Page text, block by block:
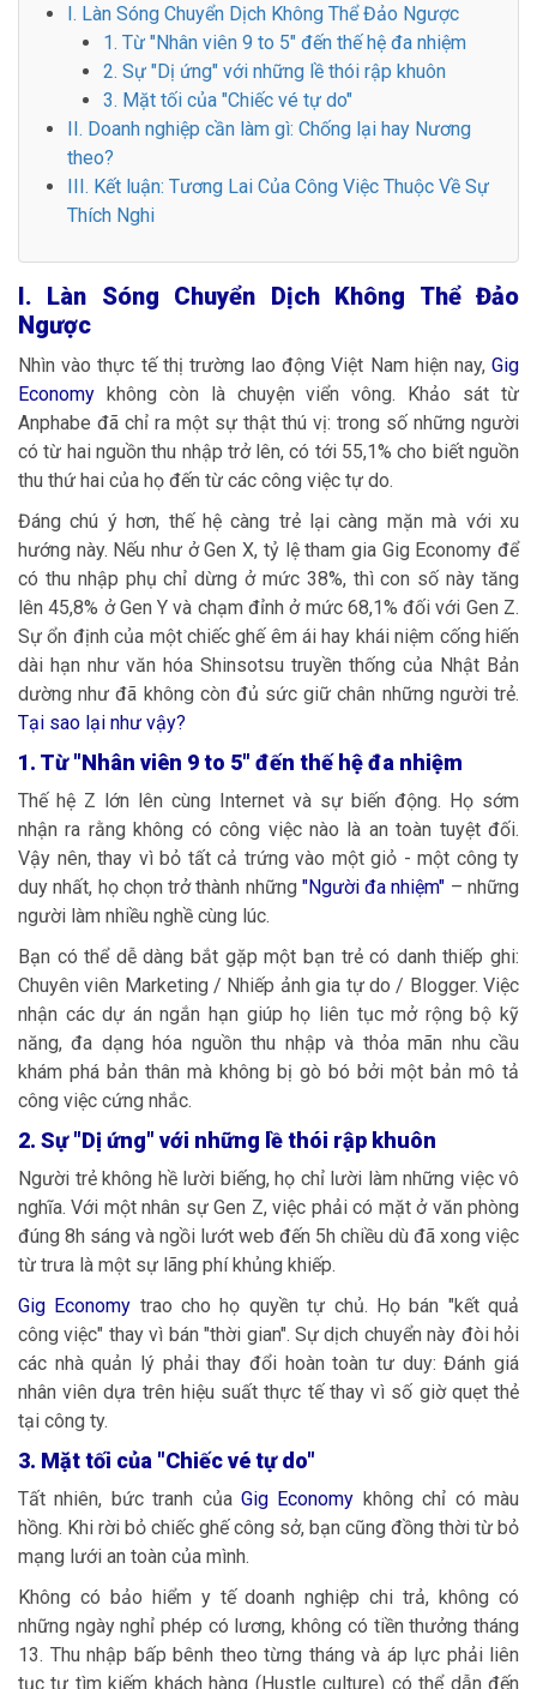
I. Làn Sóng Chuyển Dịch Không Thể Đảo Ngược
1. Từ "Nhân viên 9 to 5" đến thế hệ đa nhiệm
2. Sự "Dị ứng" với những lề thói rập khuôn
3. Mặt tối của "Chiếc vé tự do"
II. Doanh nghiệp cần làm gì: Chống lại hay Nương
theo?
III. Kết luận: Tương Lai Của Công Việc Thuộc Về Sự
Thích Nghi
I. Làn Sóng Chuyển Dịch Không Thể Đảo
Ngược
Nhìn vào thực tế thị trường lao động Việt Nam hiện nay, Gig
Economy không còn là chuyện viển vông. Khảo sát từ
Anphabe đã chỉ ra một sự thật thú vị: trong số những người
có từ hai nguồn thu nhập trở lên, có tới 55,1% cho biết nguồn
thu thứ hai của họ đến từ các công việc tự do.
Đáng chú ý hơn, thế hệ càng trẻ lại càng mặn mà với xu
hướng này. Nếu như ở Gen X, tỷ lệ tham gia Gig Economy để
có thu nhập phụ chỉ dừng ở mức 38%, thì con số này tăng
lên 45,8% ở Gen Y và chạm đỉnh ở mức 68,1% đối với Gen Z.
Sự ổn định của một chiếc ghế êm ái hay khái niệm cống hiến
dài hạn như văn hóa Shinsotsu truyền thống của Nhật Bản
dường như đã không còn đủ sức giữ chân những người trẻ.
Tại sao lại như vậy?
1. Từ "Nhân viên 9 to 5" đến thế hệ đa nhiệm
Thế hệ Z lớn lên cùng Internet và sự biến động. Họ sớm
nhận ra rằng không có công việc nào là an toàn tuyệt đối.
Vậy nên, thay vì bỏ tất cả trứng vào một giỏ - một công ty
duy nhất, họ chọn trở thành những "Người đa nhiệm" – những
người làm nhiều nghề cùng lúc.
Bạn có thể dễ dàng bắt gặp một bạn trẻ có danh thiếp ghi:
Chuyên viên Marketing / Nhiếp ảnh gia tự do / Blogger. Việc
nhận các dự án ngắn hạn giúp họ liên tục mở rộng bộ kỹ
năng, đa dạng hóa nguồn thu nhập và thỏa mãn nhu cầu
khám phá bản thân mà không bị gò bó bởi một bản mô tả
công việc cứng nhắc.
2. Sự "Dị ứng" với những lề thói rập khuôn
Người trẻ không hề lười biếng, họ chỉ lười làm những việc vô
nghĩa. Với một nhân sự Gen Z, việc phải có mặt ở văn phòng
đúng 8h sáng và ngồi lướt web đến 5h chiều dù đã xong việc
từ trưa là một sự lãng phí khủng khiếp.
Gig Economy trao cho họ quyền tự chủ. Họ bán "kết quả
công việc" thay vì bán "thời gian". Sự dịch chuyển này đòi hỏi
các nhà quản lý phải thay đổi hoàn toàn tư duy: Đánh giá
nhân viên dựa trên hiệu suất thực tế thay vì số giờ quẹt thẻ
tại công ty.
3. Mặt tối của "Chiếc vé tự do"
Tất nhiên, bức tranh của Gig Economy không chỉ có màu
hồng. Khi rời bỏ chiếc ghế công sở, bạn cũng đồng thời từ bỏ
mạng lưới an toàn của mình.
Không có bảo hiểm y tế doanh nghiệp chi trả, không có
những ngày nghỉ phép có lương, không có tiền thưởng tháng
13. Thu nhập bấp bênh theo từng tháng và áp lực phải liên
tục tự tìm kiếm khách hàng (Hustle culture) có thể dẫn đến